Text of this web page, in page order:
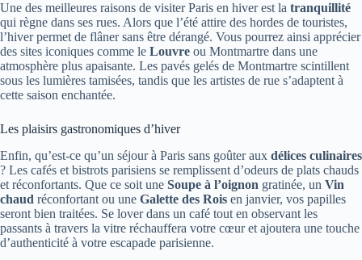
Une des meilleures raisons de visiter Paris en hiver est la tranquillité
qui règne dans ses rues. Alors que l’été attire des hordes de touristes,
l’hiver permet de flâner sans être dérangé. Vous pourrez ainsi apprécier
des sites iconiques comme le Louvre ou Montmartre dans une
atmosphère plus apaisante. Les pavés gelés de Montmartre scintillent
sous les lumières tamisées, tandis que les artistes de rue s’adaptent à
cette saison enchantée.
Les plaisirs gastronomiques d’hiver
Enfin, qu’est-ce qu’un séjour à Paris sans goûter aux délices culinaires
? Les cafés et bistrots parisiens se remplissent d’odeurs de plats chauds
et réconfortants. Que ce soit une Soupe à l’oignon gratinée, un Vin
chaud réconfortant ou une Galette des Rois en janvier, vos papilles
seront bien traitées. Se lover dans un café tout en observant les
passants à travers la vitre réchauffera votre cœur et ajoutera une touche
d’authenticité à votre escapade parisienne.